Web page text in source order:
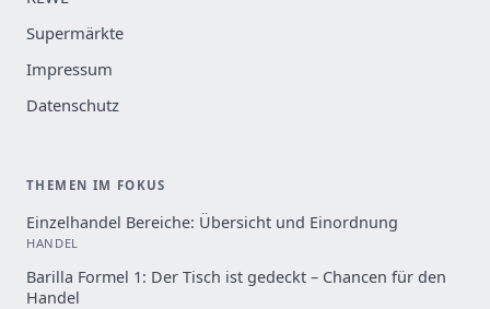
Supermärkte
Impressum
Datenschutz
THEMEN IM FOKUS
Einzelhandel Bereiche: Übersicht und Einordnung
HANDEL
Barilla Formel 1: Der Tisch ist gedeckt – Chancen für den
Handel